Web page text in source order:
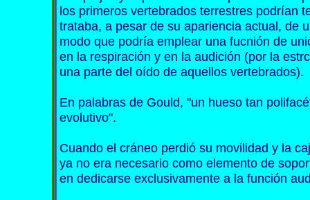
los primeros vertebrados terrestres podrían
trataba, a pesar de su apariencia actual, de
modo que podría emplear una fucnión de
en la respiración y en la audición (por la
una parte del oído de aquellos vertebrados).
En palabras de Gould, "un hueso tan
evolutivo".
Cuando el cráneo perdió su movilidad y la
ya no era necesario como elemento de
en dedicarse exclusivamente a la función